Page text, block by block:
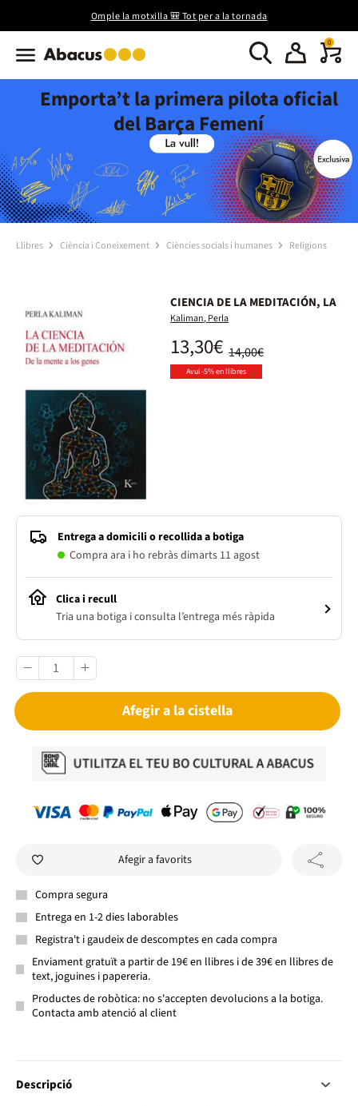
Omple la motxilla 🎒 Tot per a la tornada
0
Emporta’t la primera pilota oficial
del Barça Femení
Llibres Ciència i Coneixement Ciències socials i humanes Religions
CIENCIA DE LA MEDITACIÓN, LA
Kaliman, Perla
14,00€
13,30€
Avui -5% en llibres
Entrega a domicili o recollida a botiga
Compra ara i ho rebràs dimarts 11 agost
Clica i recull
Tria una botiga i consulta l’entrega més ràpida
Afegir a la cistella
Afegir a favorits
Compra segura
Entrega en 1-2 dies laborables
Registra't i gaudeix de descomptes en cada compra
Enviament gratuït a partir de 19€ en llibres i de 39€ en llibres de
text, joguines i papereria.
Productes de robòtica: no s'accepten devolucions a la botiga.
Contacta amb atenció al client
Descripció